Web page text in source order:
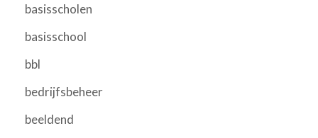
basisscholen
basisschool
bbl
bedrijfsbeheer
beeldend